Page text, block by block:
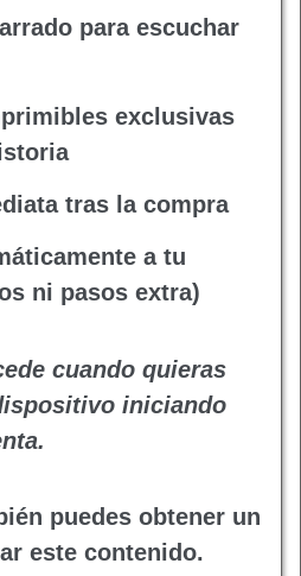
para escuchar
exclusivas
tras la compra
a tu
ni pasos extra)
cuando quieras
iniciando
puedes obtener un
este contenido.